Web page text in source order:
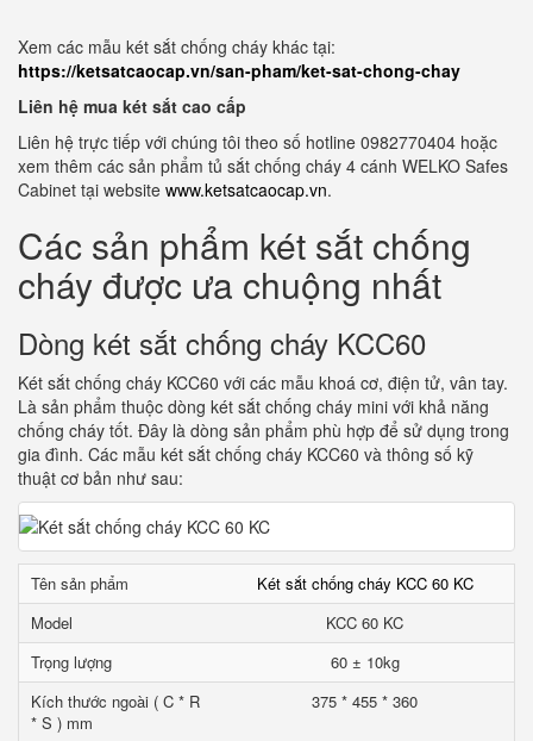
Xem các mẫu két sắt chống cháy khác tại:
https://ketsatcaocap.vn/san-pham/ket-sat-chong-chay
Liên hệ mua két sắt cao cấp
Liên hệ trực tiếp với chúng tôi theo số hotline 0982770404 hoặc
xem thêm các sản phẩm tủ sắt chống cháy 4 cánh WELKO Safes
Cabinet tại website www.ketsatcaocap.vn.
Các sản phẩm két sắt chống
cháy được ưa chuộng nhất
Dòng két sắt chống cháy KCC60
Két sắt chống cháy KCC60 với các mẫu khoá cơ, điện tử, vân tay.
Là sản phẩm thuộc dòng két sắt chống cháy mini với khả năng
chống cháy tốt. Đây là dòng sản phẩm phù hợp để sử dụng trong
gia đình. Các mẫu két sắt chống cháy KCC60 và thông số kỹ
thuật cơ bản như sau:
Tên sản phẩm
Két sắt chống cháy KCC 60 KC
Model
KCC 60 KC
Trọng lượng
60 ± 10kg
Kích thước ngoài ( C * R
* S ) mm
375 * 455 * 360